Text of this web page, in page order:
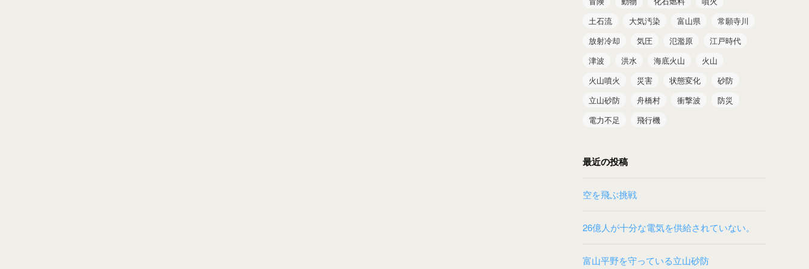
土石流
大気汚染 富山県
常願寺川
放射冷却
気圧 氾濫原
江戸時代
津波
洪水 海底火山
火山
火山噴火
災害 状態変化
砂防
立山砂防
舟橋村 衝撃波
防災
電力不足
飛行機
最近の投稿
空を飛ぶ挑戦
26億人が十分な電気を供給されていない。
富山平野を守っている立山砂防